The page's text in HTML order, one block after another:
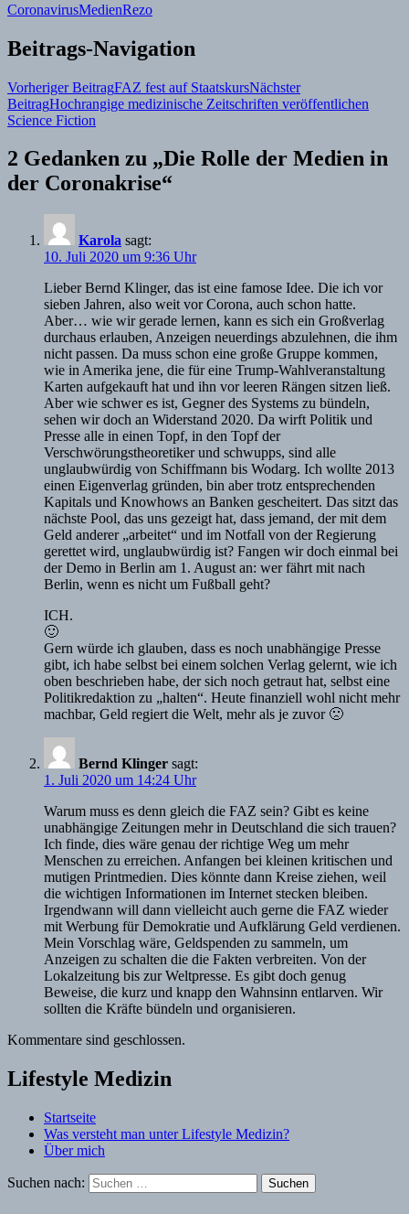
CoronavirusMedienRezo
Beitrags-Navigation
Vorheriger BeitragFAZ fest auf StaatskursNächster
BeitragHochrangige medizinische Zeitschriften veröffentlichen
Science Fiction
2 Gedanken zu „Die Rolle der Medien in
der Coronakrise“
Karola sagt:
10. Juli 2020 um 9:36 Uhr
Lieber Bernd Klinger, das ist eine famose Idee. Die ich vor
sieben Jahren, also weit vor Corona, auch schon hatte.
Aber… wie wir gerade lernen, kann es sich ein Großverlag
durchaus erlauben, Anzeigen neuerdings abzulehnen, die ihm
nicht passen. Da muss schon eine große Gruppe kommen,
wie in Amerika jene, die für eine Trump-Wahlveranstaltung
Karten aufgekauft hat und ihn vor leeren Rängen sitzen ließ.
Aber wie schwer es ist, Gegner des Systems zu bündeln,
sehen wir doch an Widerstand 2020. Da wirft Politik und
Presse alle in einen Topf, in den Topf der
Verschwörungstheoretiker und schwupps, sind alle
unglaubwürdig von Schiffmann bis Wodarg. Ich wollte 2013
einen Eigenverlag gründen, bin aber trotz entsprechenden
Kapitals und Knowhows an Banken gescheitert. Das sitzt das
nächste Pool, das uns gezeigt hat, dass jemand, der mit dem
Geld anderer „arbeitet“ und im Notfall von der Regierung
gerettet wird, unglaubwürdig ist? Fangen wir doch einmal bei
der Demo in Berlin am 1. August an: wer fährt mit nach
Berlin, wenn es nicht um Fußball geht?
ICH.
🙂
Gern würde ich glauben, dass es noch unabhängige Presse
gibt, ich habe selbst bei einem solchen Verlag gelernt, wie ich
oben beschrieben habe, der sich noch getraut hat, selbst eine
Politikredaktion zu „halten“. Heute finanziell wohl nicht mehr
machbar, Geld regiert die Welt, mehr als je zuvor 🙁
Bernd Klinger sagt:
1. Juli 2020 um 14:24 Uhr
Warum muss es denn gleich die FAZ sein? Gibt es keine
unabhängige Zeitungen mehr in Deutschland die sich trauen?
Ich finde, dies wäre genau der richtige Weg um mehr
Menschen zu erreichen. Anfangen bei kleinen kritischen und
mutigen Printmedien. Dies könnte dann Kreise ziehen, weil
die wichtigen Informationen im Internet stecken bleiben.
Irgendwann will dann vielleicht auch gerne die FAZ wieder
mit Werbung für Demokratie und Aufklärung Geld verdienen.
Mein Vorschlag wäre, Geldspenden zu sammeln, um
Anzeigen zu schalten die die Fakten verbreiten. Von der
Lokalzeitung bis zur Weltpresse. Es gibt doch genug
Beweise, die kurz und knapp den Wahnsinn entlarven. Wir
sollten die Kräfte bündeln und organisieren.
Kommentare sind geschlossen.
Lifestyle Medizin
Startseite
Was versteht man unter Lifestyle Medizin?
Über mich
Suchen nach: